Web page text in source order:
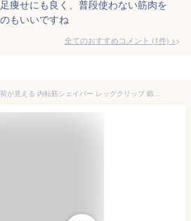
痩せにも良く、普段使わない筋肉を
もいいですね
全てのおすすめコメント (1件) >
内転筋 トレーニング 負荷が見える 内転筋シェイパー レッグクリップ 鍛える 器具 筋トレ 骨盤底筋 ヒップトレーニング 内転筋トレーニング 男性 女性 脚痩せ 送料無料 ギフト プレゼント